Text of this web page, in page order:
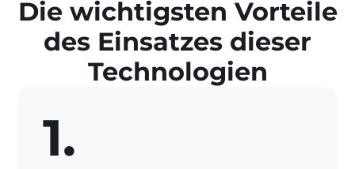
Die wichtigsten Vorteile
des Einsatzes dieser
Technologien
1.